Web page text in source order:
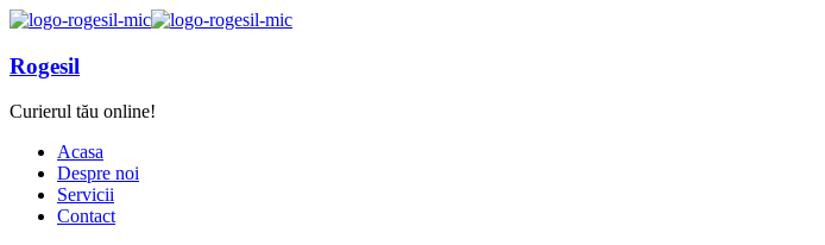
Rogesil
Curierul tău online!
Acasa
Despre noi
Servicii
Contact